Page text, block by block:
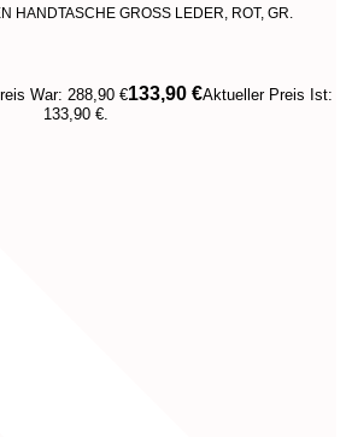
HANDTASCHE GROSS LEDER, ROT, GR.
War: 288,90 €133,90 €Aktueller Preis Ist:
133,90 €.